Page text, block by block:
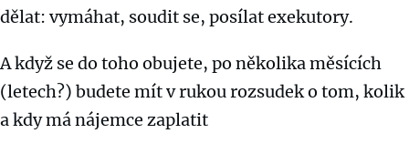
dělat: vymáhat, soudit se, posílat exekutory.
A když se do toho obujete, po několika měsících
(letech?) budete mít v rukou rozsudek o tom, kolik
a kdy má nájemce zaplatit